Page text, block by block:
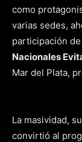
como
varias sedes,
participación
Nacionales
Mar del Plata,
La masividad,
convirtió al